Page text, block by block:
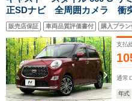
正SDナビ 全周囲カメラ 衝
イブレコーダー スマート
ETC 純正15インチアルミ
ヒーター アイドリングスト
販売店保証 車両品質評価書付 購入プラン
支払
通常
年式